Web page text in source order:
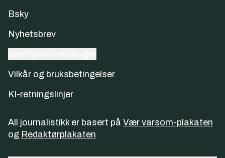
Bsky
Nyhetsbrev
Vilkår og bruksbetingelser
KI-retningslinjer
All journalistikk er basert på Vær varsom-plakaten
og Redaktørplakaten